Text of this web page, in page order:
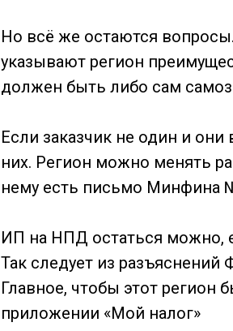
Но всё же остаются
указывают регион
должен быть либо сам
Если заказчик не один и
них. Регион можно менять
нему есть письмо Минфина
ИП на НПД остаться можно,
Так следует из
Главное, чтобы этот регион
приложении «Мой налог»